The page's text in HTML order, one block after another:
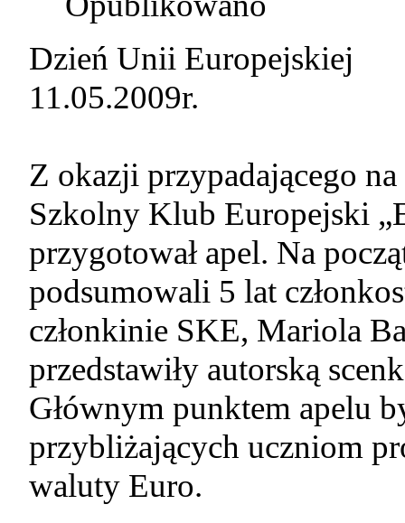
Dzień Unii Europejskiej
11.05.2009r.
Z okazji przypadającego
Szkolny Klub Europejski
przygotował apel. Na
podsumowali 5 lat
członkinie SKE, Mariola
przedstawiły autorską
Głównym punktem apelu
przybliżających uczniom
waluty Euro.